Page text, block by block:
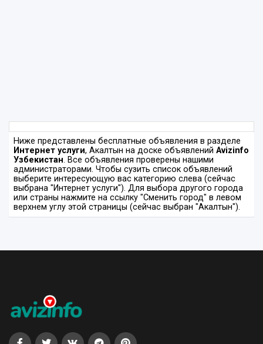
Ниже представлены бесплатные объявления в разделе
Интернет услуги, Акалтын на доске объявлений Avizinfo
Узбекистан. Все объявления проверены нашими
администраторами. Чтобы сузить список объявлений
выберите интересующую вас категорию слева (сейчас
выбрана "Интернет услуги"). Для выбора другого города
или страны нажмите на ссылку "Сменить город" в левом
верхнем углу этой страницы (сейчас выбран "Акалтын").